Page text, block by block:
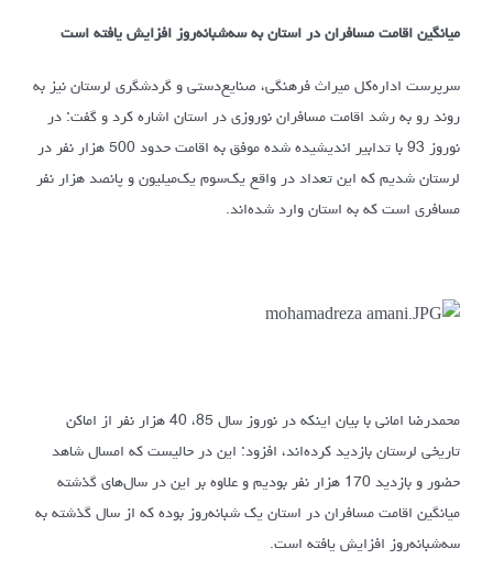
میانگین اقامت مسافران در استان به سه‌شبانه‌روز افزایش یافته است
سرپرست اداره‌کل میراث فرهنگی، صنایع‌دستی و گردشگری لرستان نیز به
روند رو به رشد اقامت مسافران نوروزی در استان اشاره کرد و گفت: در
نوروز 93 با تدابیر اندیشیده شده موفق به اقامت حدود 500 هزار نفر در
لرستان شدیم که این تعداد در واقع یک‌سوم یک‌میلیون و پانصد هزار نفر
مسافری است که به استان وارد شده‌اند.
محمدرضا امانی با بیان اینکه در نوروز سال 85، 40 هزار نفر از اماکن
تاریخی لرستان بازدید کرده‌اند، افزود: این در حالیست که امسال شاهد
حضور و بازدید 170 هزار نفر بودیم و علاوه بر این در سال‌های گذشته
میانگین اقامت مسافران در استان یک شبانه‌روز بوده که از سال گذشته به
سه‌شبانه‌روز افزایش یافته است.